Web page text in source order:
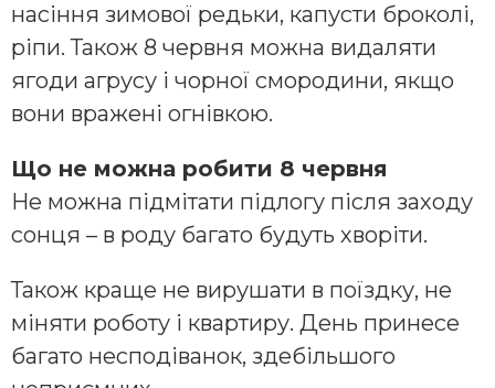
насіння зимової редьки, капусти броколі,
ріпи. Також 8 червня можна видаляти
ягоди агрусу і чорної смородини, якщо
вони вражені огнівкою.
Що не можна робити 8 червня
Не можна підмітати підлогу після заходу
сонця – в роду багато будуть хворіти.
Також краще не вирушати в поїздку, не
міняти роботу і квартиру. День принесе
багато несподіванок, здебільшого